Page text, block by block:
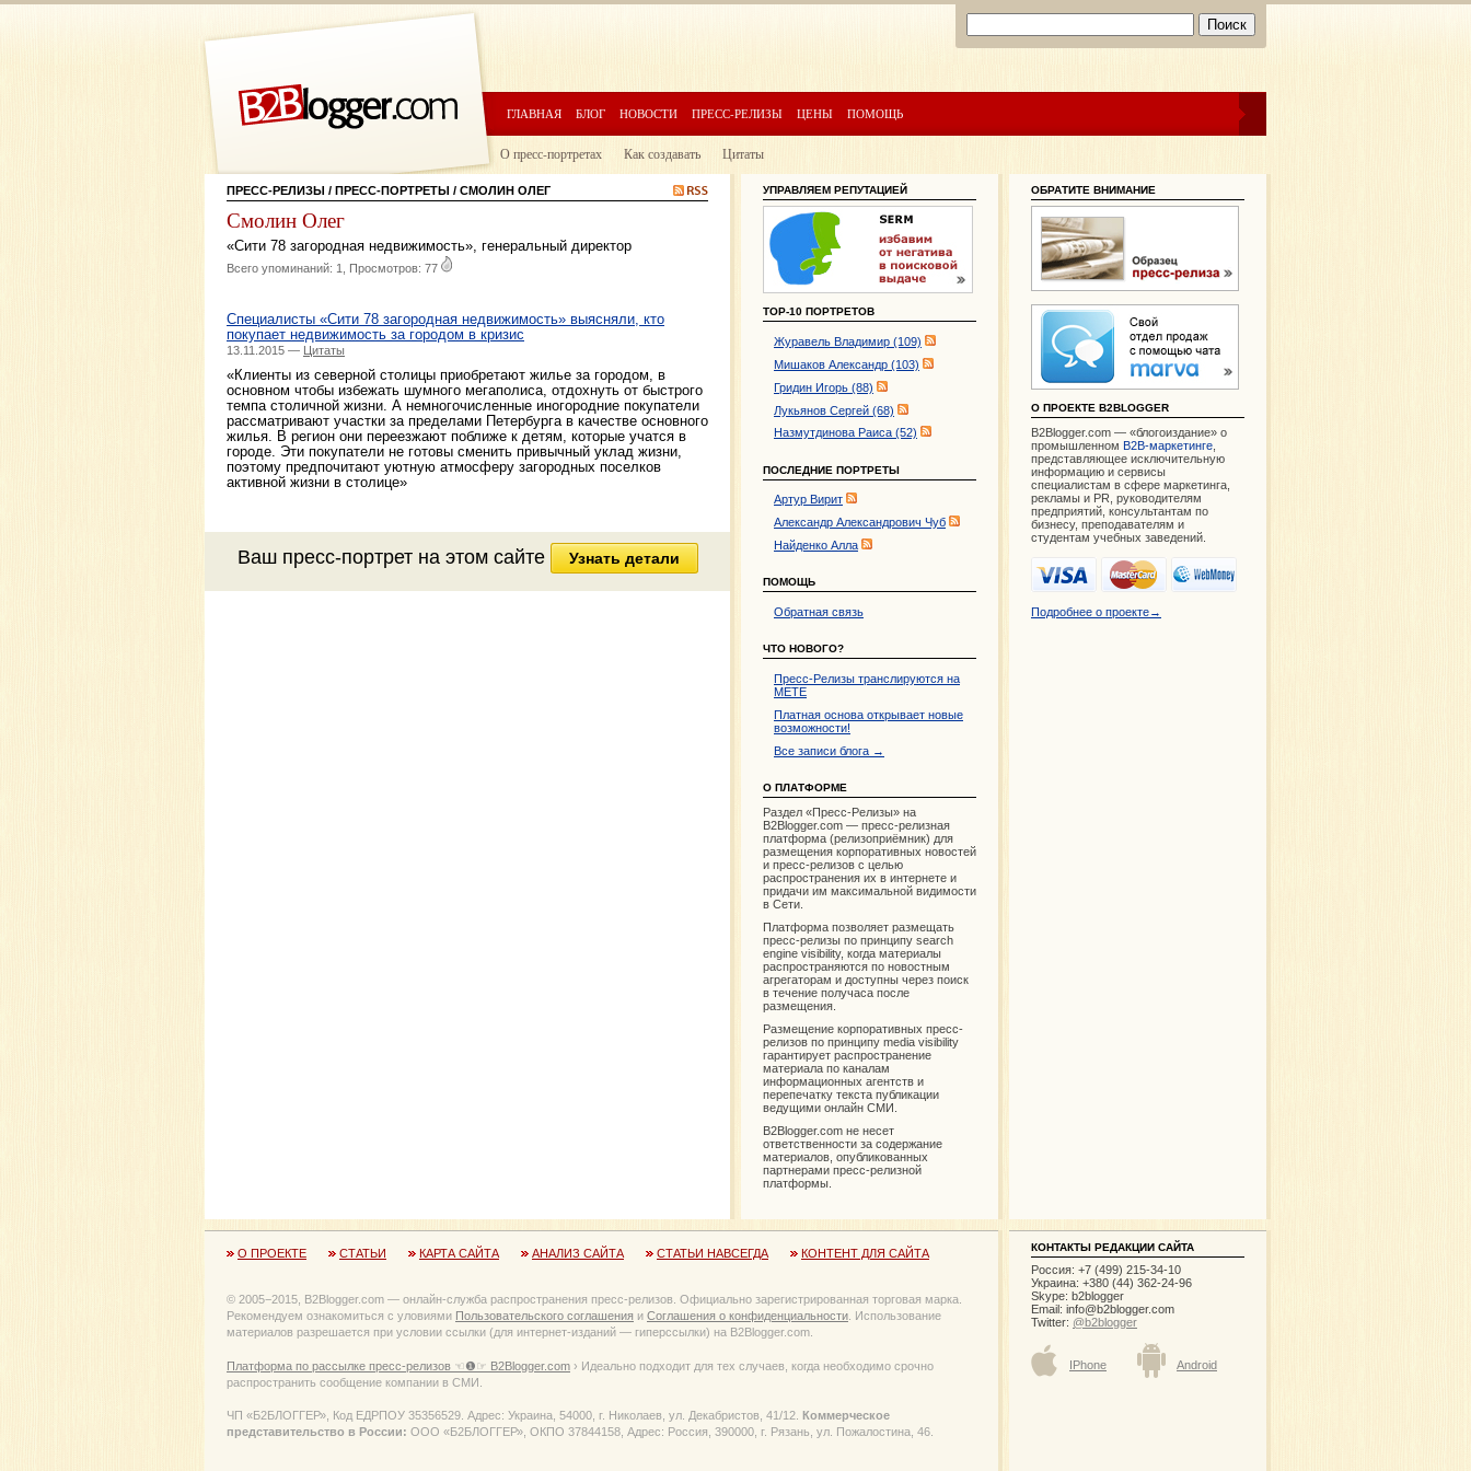
ГЛАВНАЯ БЛОГ НОВОСТИ ПРЕСС-РЕЛИЗЫ ЦЕНЫ ПОМОЩЬ
О пресс-портретах Как создавать Цитаты
ПРЕСС-РЕЛИЗЫ / ПРЕСС-ПОРТРЕТЫ / СМОЛИН ОЛЕГ
Смолин Олег
«Сити 78 загородная недвижимость» генеральный директор
Всего упоминаний: 1, Просмотров: 77
Специалисты «Сити 78 загородная недвижимость» выясняли, кто
покупает недвижимость за городом в кризис
13.11.2015 — Цитаты
«Клиенты из северной столицы приобретают жилье за городом, в
основном чтобы избежать шумного мегаполиса, отдохнуть от быстрого
темпа столичной жизни. А немногочисленные иногородние покупатели
рассматривают участки за пределами Петербурга в качестве основного
жилья. В регион они переезжают поближе к детям, которые учатся в
городе. Эти покупатели не готовы сменить привычный уклад жизни,
поэтому предпочитают уютную атмосферу загородных поселков
активной жизни в столице»
Ваш пресс-портрет на этом сайте Узнать детали
УПРАВЛЯЕМ РЕПУТАЦИЕЙ
TOP-10 ПОРТРЕТОВ
Журавель Владимир (109)
Мишаков Александр (103)
Гридин Игорь (88)
Лукьянов Сергей (68)
Назмутдинова Раиса (52)
ПОСЛЕДНИЕ ПОРТРЕТЫ
Артур Вирит
Александр Александрович Чуб
Найденко Алла
ПОМОЩЬ
Обратная связь
ЧТО НОВОГО?
Пресс-Релизы транслируются на
МЕТЕ
Платная основа открывает новые
возможности!
Все записи блога →
О ПЛАТФОРМЕ
Раздел «Пресс-Релизы» на
B2Blogger.com — пресс-релизная
платформа (релизоприёмник) для
размещения корпоративных новостей
и пресс-релизов с целью
распространения их в интернете и
придачи им максимальной видимости
в Сети.
Платформа позволяет размещать
пресс-релизы по принципу search
engine visibility, когда материалы
распространяются по новостным
агрегаторам и доступны через поиск
в течение получаса после
размещения.
Размещение корпоративных пресс-
релизов по принципу media visibility
гарантирует распространение
материала по каналам
информационных агентств и
перепечатку текста публикации
ведущими онлайн СМИ.
B2Blogger.com не несет
ответственности за содержание
материалов, опубликованных
партнерами пресс-релизной
платформы.
ОБРАТИТЕ ВНИМАНИЕ
О ПРОЕКТЕ B2BLOGGER
B2Blogger.com — «блогоиздание» о
промышленном В2В-маркетинге
представляющее исключительную
информацию и сервисы
специалистам в сфере маркетинга,
рекламы и PR, руководителям
предприятий, консультантам по
бизнесу, преподавателям и
студентам учебных заведений.
Подробнее о проекте→
О ПРОЕКТЕ СТАТЬИ КАРТА САЙТА АНАЛИЗ САЙТА СТАТЬИ НАВСЕГДА КОНТЕНТ ДЛЯ САЙТА
© 2005−2015, B2Blogger.com — онлайн-служба распространения пресс-релизов. Официально зарегистрированная торговая марка.
Рекомендуем ознакомиться с уловиями Пользовательского соглашения и Соглашения о конфиденциальности . Использование
материалов разрешается при условии ссылки (для интернет-изданий — гиперссылки) на B2Blogger.com.
Платформа по рассылке пресс-релизов ☜❶☞ B2Blogger.com › Идеально подходит для тех случаев, когда необходимо срочно
распространить сообщение компании в СМИ.
ЧП «Б2БЛОГГЕР», Код ЕДРПОУ 35356529. Адрес: Украина, 54000, г. Николаев, ул. Декабристов, 41/12.
Коммерческое
представительство в России: ООО «Б2БЛОГГЕР», ОКПО 37844158, Адрес: Россия, 390000, г. Рязань, ул. Пожалостина, 46.
КОНТАКТЫ РЕДАКЦИИ САЙТА
Россия: +7 (499) 215-34-10
Украина: +380 (44) 362-24-96
Skype: b2blogger
Email: info@b2blogger.com
Twitter: @b2blogger
IPhone Android